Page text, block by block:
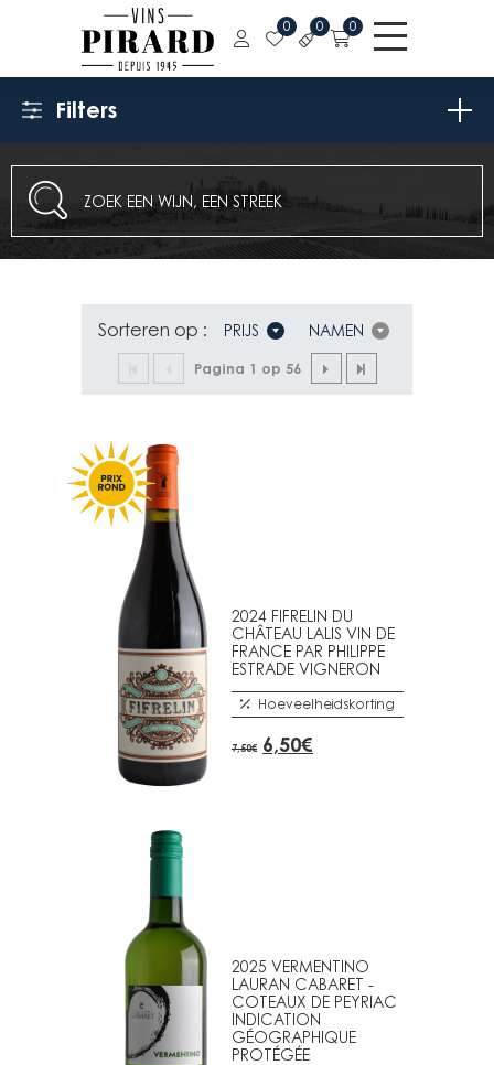
0 0 0
Filters
Sorteren op : PRIJS NAMEN
Pagina 1 op 56
2024 FIFRELIN DU
CHÂTEAU LALIS VIN DE
FRANCE PAR PHILIPPE
ESTRADE VIGNERON
Hoeveelheidskorting
7,50€ OORSPRONKELIJKE
6,50€
2025 VERMENTINO
LAURAN CABARET -
COTEAUX DE PEYRIAC
INDICATION
GÉOGRAPHIQUE
PROTÉGÉE